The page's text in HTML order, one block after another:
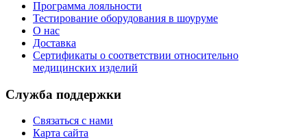
Программа лояльности
Тестирование оборудования в шоуруме
О нас
Доставка
Сертификаты о соответствии относительно
медицинских изделий
Служба поддержки
Связаться с нами
Карта сайта